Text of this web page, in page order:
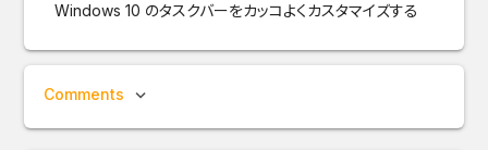
Windows 10 のタスクバーをカッコよくカスタマイズする
Comments